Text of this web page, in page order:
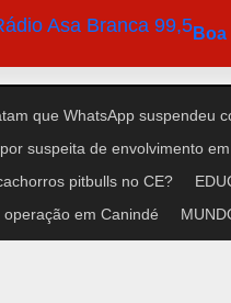
que WhatsApp suspendeu
suspeita de envolvimento
pitbulls no CE?
operação em Canindé